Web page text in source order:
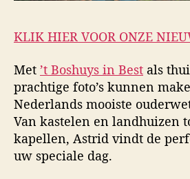
KLIK HIER VOOR ONZE
Met ’t Boshuys in Best als
prachtige foto’s kunnen
Nederlands mooiste
Van kastelen en landhuizen
kapellen, Astrid vindt de
uw speciale dag.